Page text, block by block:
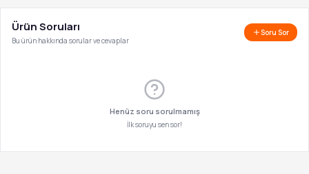
Ürün Soruları
Bu ürün hakkında sorular ve cevaplar
Soru Sor
Henüz soru sorulmamış
İlk soruyu sen sor!